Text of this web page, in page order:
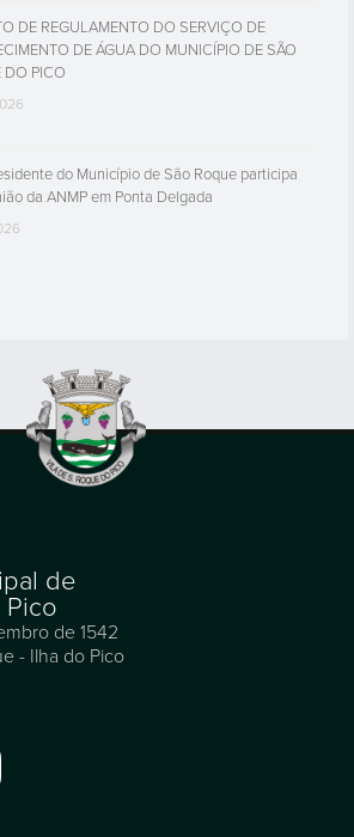
DE REGULAMENTO DO SERVIÇO DE
DE ÁGUA DO MUNICÍPIO DE SÃO
DO PICO
do Município de São Roque participa
da ANMP em Ponta Delgada
de
Pico
de 1542
- Ilha do Pico